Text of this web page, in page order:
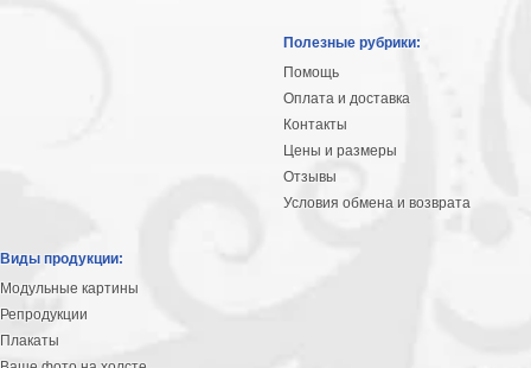
Полезные рубрики:
Помощь
Оплата и доставка
Контакты
Цены и размеры
Отзывы
Условия обмена и возврата
Виды продукции:
Модульные картины
Репродукции
Плакаты